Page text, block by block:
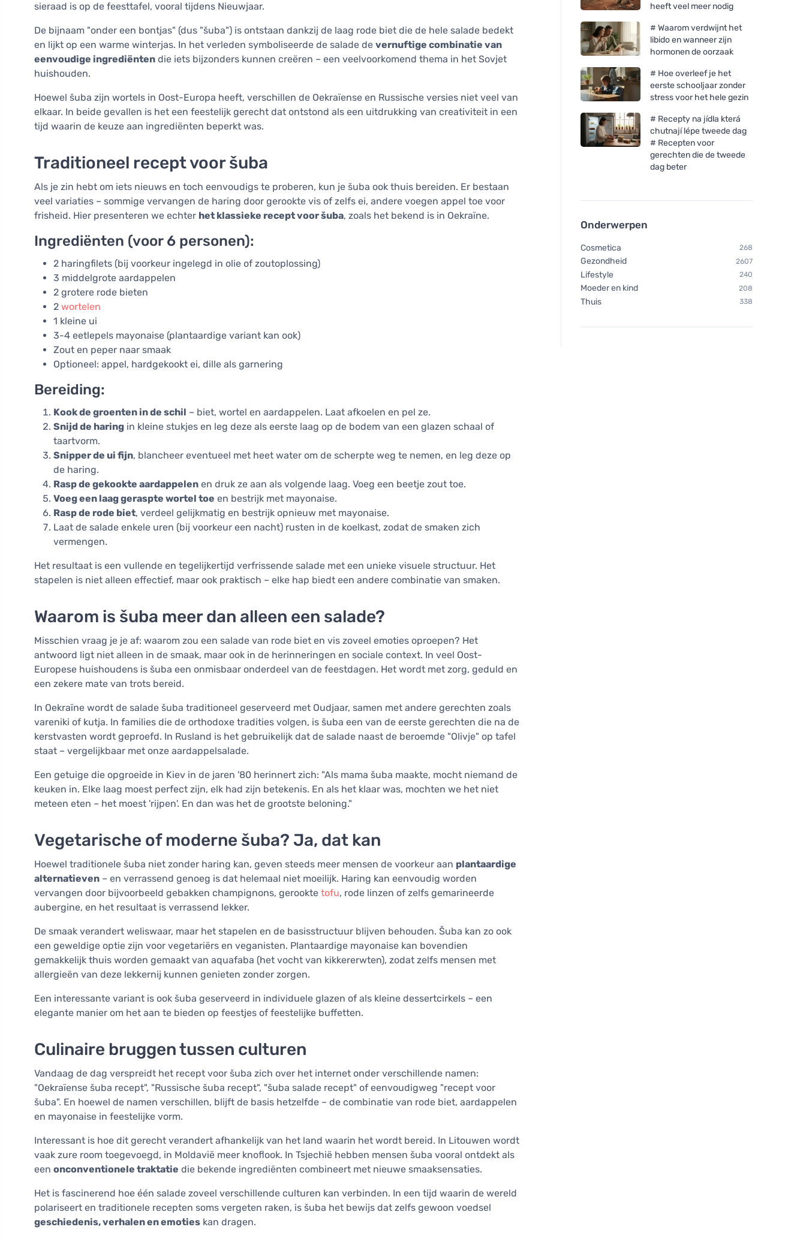
sieraad is op de feesttafel, vooral tijdens Nieuwjaar.
De bijnaam "onder een bontjas" (dus "šuba") is ontstaan dankzij de laag rode biet die de hele salade bedekt
en lijkt op een warme winterjas. In het verleden symboliseerde de salade de vernuftige combinatie van
eenvoudige ingrediënten die iets bijzonders kunnen creëren – een veelvoorkomend thema in het Sovjet
huishouden.
Hoewel šuba zijn wortels in Oost-Europa heeft, verschillen de Oekraïense en Russische versies niet veel van
elkaar. In beide gevallen is het een feestelijk gerecht dat ontstond als een uitdrukking van creativiteit in een
tijd waarin de keuze aan ingrediënten beperkt was.
Traditioneel recept voor šuba
Als je zin hebt om iets nieuws en toch eenvoudigs te proberen, kun je šuba ook thuis bereiden. Er bestaan
veel variaties – sommige vervangen de haring door gerookte vis of zelfs ei, andere voegen appel toe voor
frisheid. Hier presenteren we echter het klassieke recept voor šuba, zoals het bekend is in Oekraïne.
Ingrediënten (voor 6 personen):
2 haringfilets (bij voorkeur ingelegd in olie of zoutoplossing)
3 middelgrote aardappelen
2 grotere rode bieten
2 wortelen
1 kleine ui
3-4 eetlepels mayonaise (plantaardige variant kan ook)
Zout en peper naar smaak
Optioneel: appel, hardgekookt ei, dille als garnering
Bereiding:
Kook de groenten in de schil – biet, wortel en aardappelen. Laat afkoelen en pel ze.
Snijd de haring in kleine stukjes en leg deze als eerste laag op de bodem van een glazen schaal of
taartvorm.
Snipper de ui fijn, blancheer eventueel met heet water om de scherpte weg te nemen, en leg deze op
de haring.
Rasp de gekookte aardappelen en druk ze aan als volgende laag. Voeg een beetje zout toe.
Voeg een laag geraspte wortel toe en bestrijk met mayonaise.
Rasp de rode biet, verdeel gelijkmatig en bestrijk opnieuw met mayonaise.
Laat de salade enkele uren (bij voorkeur een nacht) rusten in de koelkast, zodat de smaken zich
vermengen.
Het resultaat is een vullende en tegelijkertijd verfrissende salade met een unieke visuele structuur. Het
stapelen is niet alleen effectief, maar ook praktisch – elke hap biedt een andere combinatie van smaken.
Waarom is šuba meer dan alleen een salade?
Misschien vraag je je af: waarom zou een salade van rode biet en vis zoveel emoties oproepen? Het
antwoord ligt niet alleen in de smaak, maar ook in de herinneringen en sociale context. In veel Oost-
Europese huishoudens is šuba een onmisbaar onderdeel van de feestdagen. Het wordt met zorg, geduld en
een zekere mate van trots bereid.
In Oekraïne wordt de salade šuba traditioneel geserveerd met Oudjaar, samen met andere gerechten zoals
vareniki of kutja. In families die de orthodoxe tradities volgen, is šuba een van de eerste gerechten die na de
kerstvasten wordt geproefd. In Rusland is het gebruikelijk dat de salade naast de beroemde "Olivje" op tafel
staat – vergelijkbaar met onze aardappelsalade.
Een getuige die opgroeide in Kiev in de jaren '80 herinnert zich: "Als mama šuba maakte, mocht niemand de
keuken in. Elke laag moest perfect zijn, elk had zijn betekenis. En als het klaar was, mochten we het niet
meteen eten – het moest 'rijpen'. En dan was het de grootste beloning."
Vegetarische of moderne šuba? Ja, dat kan
Hoewel traditionele šuba niet zonder haring kan, geven steeds meer mensen de voorkeur aan plantaardige
alternatieven – en verrassend genoeg is dat helemaal niet moeilijk. Haring kan eenvoudig worden
vervangen door bijvoorbeeld gebakken champignons, gerookte tofu, rode linzen of zelfs gemarineerde
aubergine, en het resultaat is verrassend lekker.
De smaak verandert weliswaar, maar het stapelen en de basisstructuur blijven behouden. Šuba kan zo ook
een geweldige optie zijn voor vegetariërs en veganisten. Plantaardige mayonaise kan bovendien
gemakkelijk thuis worden gemaakt van aquafaba (het vocht van kikkererwten), zodat zelfs mensen met
allergieën van deze lekkernij kunnen genieten zonder zorgen.
Een interessante variant is ook šuba geserveerd in individuele glazen of als kleine dessertcirkels – een
elegante manier om het aan te bieden op feestjes of feestelijke buffetten.
Culinaire bruggen tussen culturen
Vandaag de dag verspreidt het recept voor šuba zich over het internet onder verschillende namen:
"Oekraïense šuba recept", "Russische šuba recept", "šuba salade recept" of eenvoudigweg "recept voor
šuba". En hoewel de namen verschillen, blijft de basis hetzelfde – de combinatie van rode biet, aardappelen
en mayonaise in feestelijke vorm.
Interessant is hoe dit gerecht verandert afhankelijk van het land waarin het wordt bereid. In Litouwen wordt
vaak zure room toegevoegd, in Moldavië meer knoflook. In Tsjechië hebben mensen šuba vooral ontdekt als
een onconventionele traktatie die bekende ingrediënten combineert met nieuwe smaaksensaties.
Het is fascinerend hoe één salade zoveel verschillende culturen kan verbinden. In een tijd waarin de wereld
polariseert en traditionele recepten soms vergeten raken, is šuba het bewijs dat zelfs gewoon voedsel
geschiedenis, verhalen en emoties kan dragen.
heeft veel meer nodig
# Waarom verdwijnt het
libido en wanneer zijn
hormonen de oorzaak
# Hoe overleef je het
eerste schooljaar zonder
stress voor het hele gezin
# Recepty na jídla která
chutnají lépe tweede dag
# Recepten voor
gerechten die de tweede
dag beter
Onderwerpen
Cosmetica 268
Gezondheid 2607
Lifestyle 240
Moeder en kind 208
Thuis 338